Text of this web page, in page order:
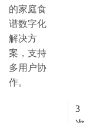
的家庭食
谱数字化
解决方
案，支持
多用户协
作。
3